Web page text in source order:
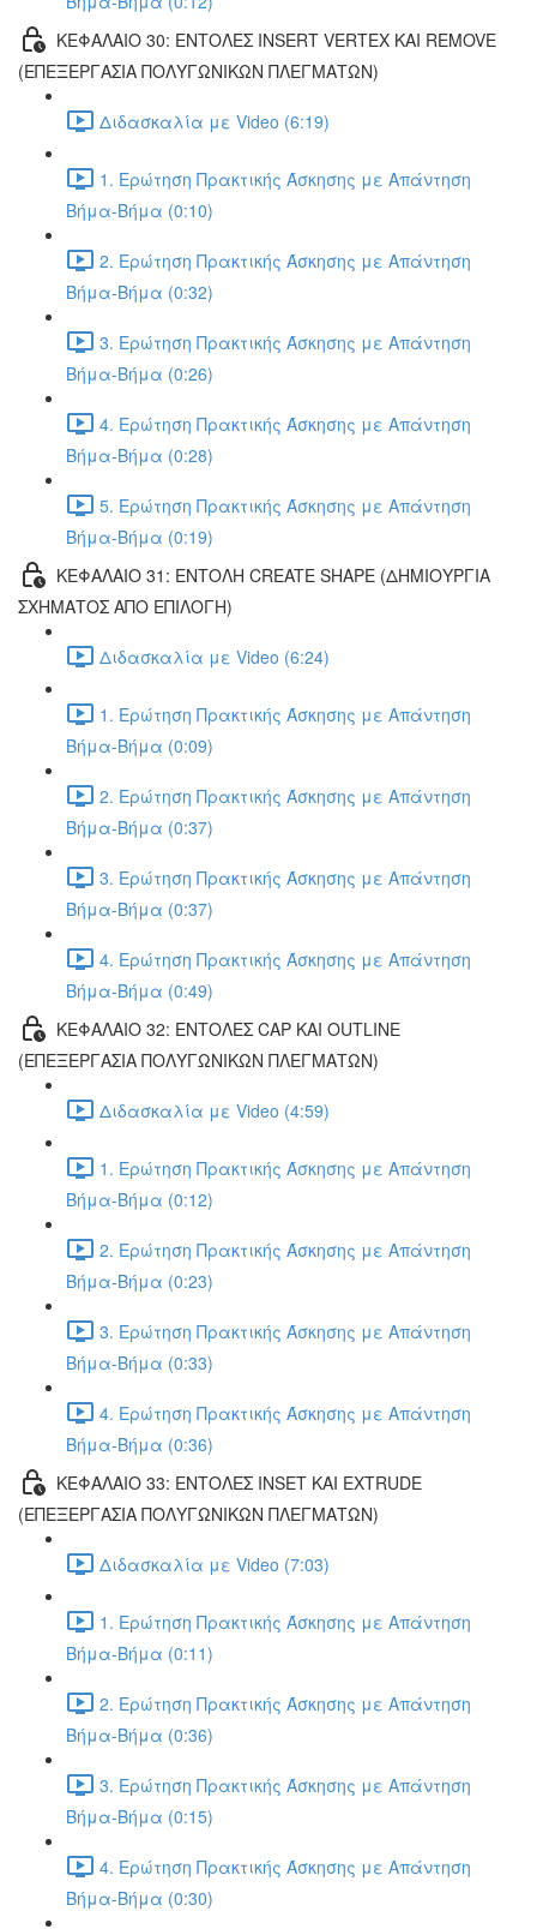
ΚΕΦΑΛΑΙΟ 30: ΕΝΤΟΛΕΣ INSERT VERTEX ΚΑΙ REMOVE
(ΕΠΕΞΕΡΓΑΣΙΑ ΠΟΛΥΓΩΝΙΚΩΝ ΠΛΕΓΜΑΤΩΝ)
Διδασκαλία με Video (6:19)
1. Ερώτηση Πρακτικής Άσκησης με Απάντηση
Βήμα-Βήμα (0:10)
2. Ερώτηση Πρακτικής Άσκησης με Απάντηση
Βήμα-Βήμα (0:32)
3. Ερώτηση Πρακτικής Άσκησης με Απάντηση
Βήμα-Βήμα (0:26)
4. Ερώτηση Πρακτικής Άσκησης με Απάντηση
Βήμα-Βήμα (0:28)
5. Ερώτηση Πρακτικής Άσκησης με Απάντηση
Βήμα-Βήμα (0:19)
ΚΕΦΑΛΑΙΟ 31: ΕΝΤΟΛΗ CREATE SHAPE (ΔΗΜΙΟΥΡΓΙΑ
ΣΧΗΜΑΤΟΣ ΑΠΟ ΕΠΙΛΟΓΗ)
Διδασκαλία με Video (6:24)
1. Ερώτηση Πρακτικής Άσκησης με Απάντηση
Βήμα-Βήμα (0:09)
2. Ερώτηση Πρακτικής Άσκησης με Απάντηση
Βήμα-Βήμα (0:37)
3. Ερώτηση Πρακτικής Άσκησης με Απάντηση
Βήμα-Βήμα (0:37)
4. Ερώτηση Πρακτικής Άσκησης με Απάντηση
Βήμα-Βήμα (0:49)
ΚΕΦΑΛΑΙΟ 32: ΕΝΤΟΛΕΣ CAP ΚΑΙ OUTLINE
(ΕΠΕΞΕΡΓΑΣΙΑ ΠΟΛΥΓΩΝΙΚΩΝ ΠΛΕΓΜΑΤΩΝ)
Διδασκαλία με Video (4:59)
1. Ερώτηση Πρακτικής Άσκησης με Απάντηση
Βήμα-Βήμα (0:12)
2. Ερώτηση Πρακτικής Άσκησης με Απάντηση
Βήμα-Βήμα (0:23)
3. Ερώτηση Πρακτικής Άσκησης με Απάντηση
Βήμα-Βήμα (0:33)
4. Ερώτηση Πρακτικής Άσκησης με Απάντηση
Βήμα-Βήμα (0:36)
ΚΕΦΑΛΑΙΟ 33: ΕΝΤΟΛΕΣ INSET ΚΑΙ EXTRUDE
(ΕΠΕΞΕΡΓΑΣΙΑ ΠΟΛΥΓΩΝΙΚΩΝ ΠΛΕΓΜΑΤΩΝ)
Διδασκαλία με Video (7:03)
1. Ερώτηση Πρακτικής Άσκησης με Απάντηση
Βήμα-Βήμα (0:11)
2. Ερώτηση Πρακτικής Άσκησης με Απάντηση
Βήμα-Βήμα (0:36)
3. Ερώτηση Πρακτικής Άσκησης με Απάντηση
Βήμα-Βήμα (0:15)
4. Ερώτηση Πρακτικής Άσκησης με Απάντηση
Βήμα-Βήμα (0:30)